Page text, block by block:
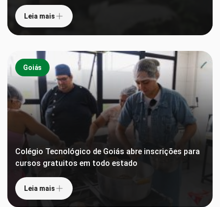
Leia mais
Goiás
Colégio Tecnológico de Goiás abre inscrições para
cursos gratuitos em todo estado
Leia mais